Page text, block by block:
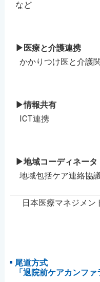
など
▶医療と介護連携
かかりつけ医と介護
▶情報共有
ICT連携
▶地域コーディネータ
地域包括ケア連絡協
日本医療マネジメン
尾道方式
「退院前ケアカンファ